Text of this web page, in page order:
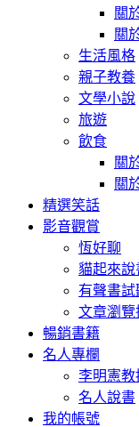
關
關
生活風格
親子教養
文學小說
旅遊
飲食
關
關
精選笑話
影音觀賞
恆好聊
貓起來說
有聲書試
文章瀏覽
暢銷書籍
名人專欄
李明憲教
名人說書
我的帳號